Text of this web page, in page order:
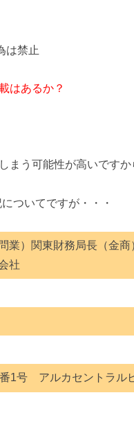
は禁止
はあるか？
まう可能性が高いですか
ついてですが・・・
業）関東財務局長（金商
社
1号 アルカセントラル